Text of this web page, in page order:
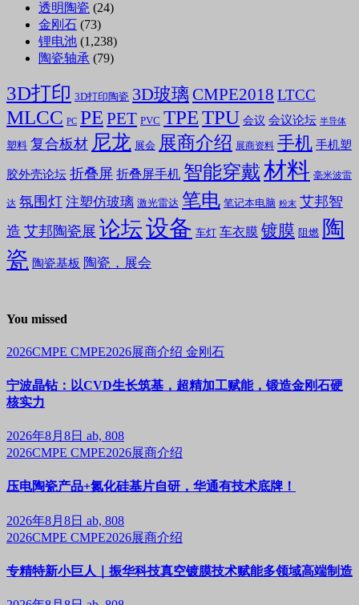
透明陶瓷 (24)
金刚石 (73)
锂电池 (1,238)
陶瓷轴承 (79)
3D打印 3D打印陶瓷 3D玻璃 CMPE2018 LTCC
MLCC PC PE PET PVC TPETPU 会议 会议论坛 半导体
塑料 复合板材 尼龙 展会 展商介绍 展商资料 手机 手机塑
胶外壳论坛 折叠屏 折叠屏手机 智能穿戴材料 毫米波雷
达 氛围灯 注塑仿玻璃 激光雷达 笔电 笔记本电脑 粉末 艾邦智
造 艾邦陶瓷展 论坛设备 车灯 车衣膜 镀膜 阻燃 陶
瓷 陶瓷基板 陶瓷，展会
You missed
2026CMPE CMPE2026展商介绍 金刚石
宁波晶钻：以CVD生长筑基，超精加工赋能，锻造金刚石硬
核实力
2026年8月8日 ab, 808
2026CMPE CMPE2026展商介绍
压电陶瓷产品+氮化硅基片自研，华通有技术底牌！
2026年8月8日 ab, 808
2026CMPE CMPE2026展商介绍
专精特新小巨人｜振华科技真空镀膜技术赋能多领域高端制造